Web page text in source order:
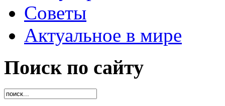
Советы
Актуальное в мире
Поиск по сайту